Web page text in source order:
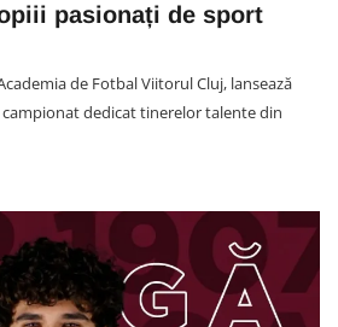
pasionați de sport
de Fotbal Viitorul Cluj, lansează
campionat dedicat tinerelor talente din